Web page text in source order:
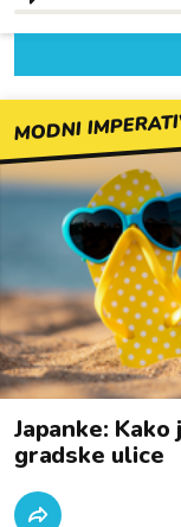
MODNI
Japanke:
gradske ulice